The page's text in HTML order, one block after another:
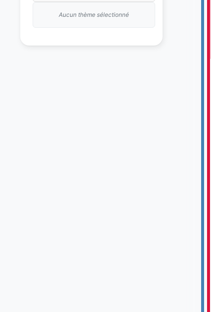
Aucun thème sélectionné